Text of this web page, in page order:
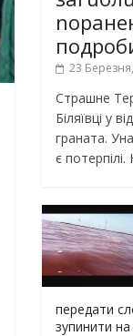
23
Страшне
Біляївці у
граната.
є потерпілі.
передати
зупинити на